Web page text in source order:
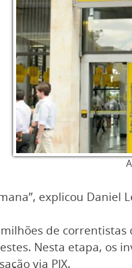
explicou Daniel
de correntistas
Nesta etapa, os
via PIX.